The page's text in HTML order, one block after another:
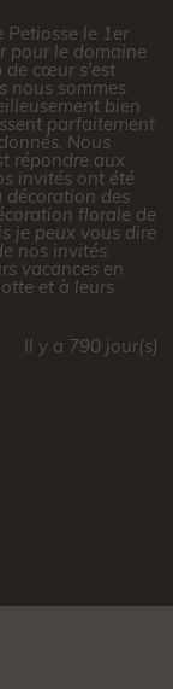
Petiosse le 1er
pour le domaine
de cœur s'est
nous sommes
bien
parfaitement
Nous
répondre aux
invités ont été
décoration des
florale de
je peux vous dire
nos invités.
vacances en
et à leurs
Il y a 790 jour(s)